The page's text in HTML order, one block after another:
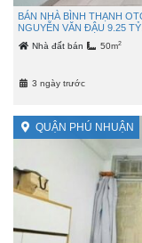
BÁN NHÀ BÌNH THẠNH
NGUYỄN VĂN ĐẬU 9.25 TỶ.
Nhà đất bán 50m2
3 ngày trước
QUẬN PHÚ NHUẬN